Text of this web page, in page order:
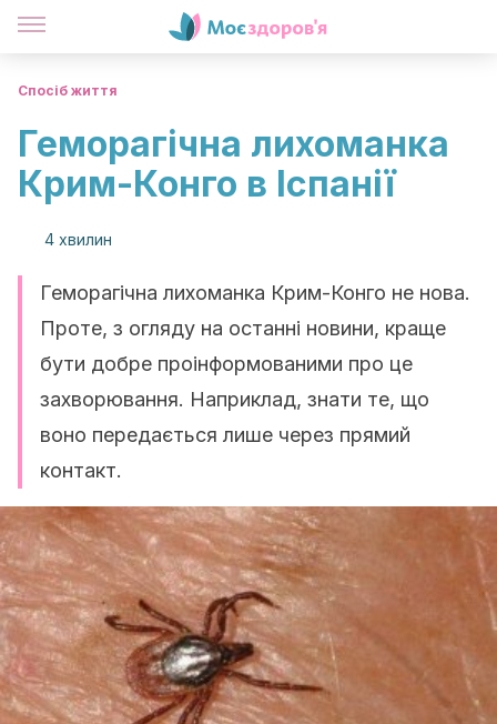
Спосіб життя
Геморагічна лихоманка
Крим-Конго в Іспанії
4 хвилин
Геморагічна лихоманка Крим-Конго не нова.
Проте, з огляду на останні новини, краще
бути добре проінформованими про це
захворювання. Наприклад, знати те, що
воно передається лише через прямий
контакт.